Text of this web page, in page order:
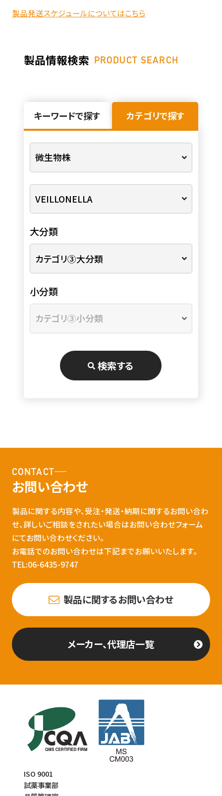
製品発送スケジュールについてはこちら
製品情報検索 PRODUCT SEARCH
キーワードで探す カテゴリで探す
大分類
小分類
検索する
CONTACT
お問い合わせ
製品に関する内容や、受注・発送・納期に関するお問い合わ
せ、詳しいご相談をされたい場合はお問い合わせフォーム
にてお問い合わせください。
お電話でのお問い合わせは下記までお願いいたします。
TEL:06-6435-9747
製品に関するお問い合わせ
メーカー、代理店一覧
ISO 9001
試薬事業部